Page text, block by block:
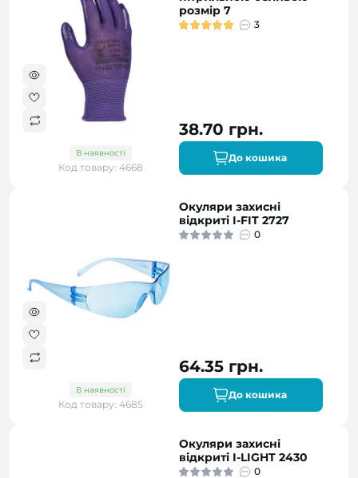
В наявності
Код товару: 4668
розмір 7
3
38.70 грн.
До кошика
В наявності
Код товару: 4685
Окуляри захисні
відкриті I-FIT 2727
0
64.35 грн.
До кошика
Окуляри захисні
відкриті I-LIGHT 2430
0